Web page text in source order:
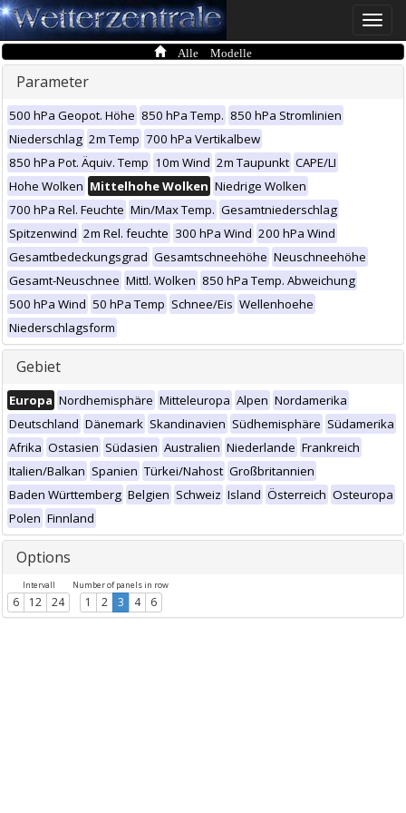
Toggle
Alle Modelle
Parameter
500 hPa Geopot. Höhe 850 hPa Temp. 850 hPa Stromlinien
Niederschlag 2m Temp 700 hPa Vertikalbew
850 hPa Pot. Äquiv. Temp 10m Wind 2m Taupunkt CAPE/LI
Hohe Wolken Mittelhohe Wolken Niedrige Wolken
700 hPa Rel. Feuchte Min/Max Temp. Gesamtniederschlag
Spitzenwind 2m Rel. feuchte 300 hPa Wind 200 hPa Wind
Gesamtbedeckungsgrad Gesamtschneehöhe Neuschneehöhe
Gesamt-Neuschnee Mittl. Wolken 850 hPa Temp. Abweichung
500 hPa Wind 50 hPa Temp Schnee/Eis Wellenhoehe
Niederschlagsform
Gebiet
Europa Nordhemisphäre Mitteleuropa Alpen Nordamerika
Deutschland Dänemark Skandinavien Südhemisphäre Südamerika
Afrika Ostasien Südasien Australien Niederlande Frankreich
Italien/Balkan Spanien Türkei/Nahost Großbritannien
Baden Württemberg Belgien Schweiz Island Österreich Osteuropa
Polen Finnland
Options
Intervall
6 12 24
Number of panels in row
1 2 3 4 6